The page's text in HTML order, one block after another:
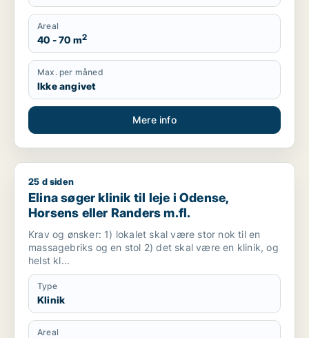
Areal
40 - 70 m2
Max. per måned
Ikke angivet
Mere info
Elina søger klinik til leje i Odense, Horsens eller Randers m.fl.
25 d siden
Elina søger klinik til leje i Odense,
Horsens eller Randers m.fl.
Krav og ønsker: 1) lokalet skal være stor nok til en
massagebriks og en stol 2) det skal være en klinik, og
helst kl...
Type
Klinik
Areal